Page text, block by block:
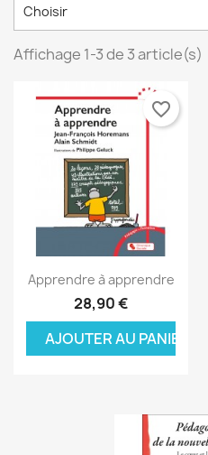
Choisir
Affichage 1-3 de 3 article(s)
Aperçu rapide
Apprendre à apprendre
28,90 €
AJOUTER AU PANIER
favorite_border